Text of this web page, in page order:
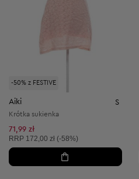
-50% z FESTIVE
Aiki S
Krótka sukienka
71,99 zł
Cena sugerowana:
RRP 172,00 zł (-58%)